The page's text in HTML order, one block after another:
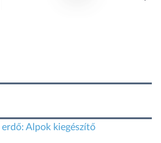
Alpok kiegészítő